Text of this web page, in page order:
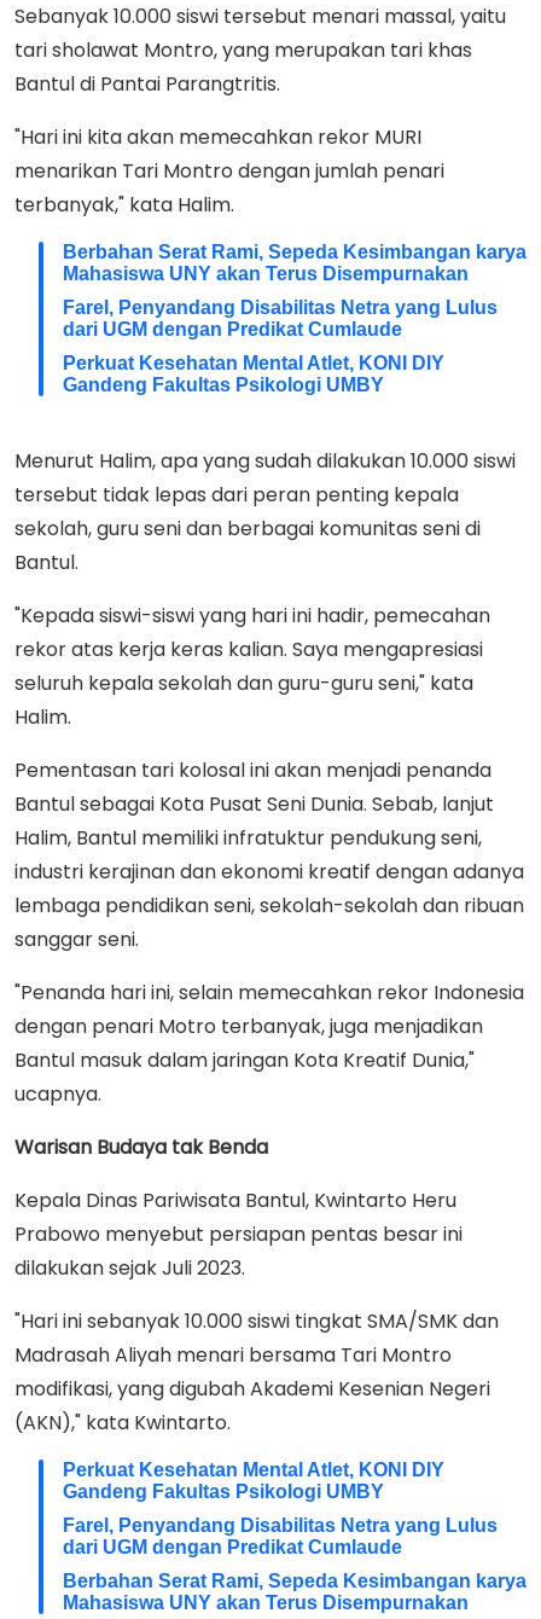
Sebanyak 10.000 siswi tersebut menari massal, yaitu
tari sholawat Montro, yang merupakan tari khas
Bantul di Pantai Parangtritis.
"Hari ini kita akan memecahkan rekor MURI
menarikan Tari Montro dengan jumlah penari
terbanyak," kata Halim.
Berbahan Serat Rami, Sepeda Kesimbangan karya
Mahasiswa UNY akan Terus Disempurnakan
Farel, Penyandang Disabilitas Netra yang Lulus
dari UGM dengan Predikat Cumlaude
Perkuat Kesehatan Mental Atlet, KONI DIY
Gandeng Fakultas Psikologi UMBY
Menurut Halim, apa yang sudah dilakukan 10.000 siswi
tersebut tidak lepas dari peran penting kepala
sekolah, guru seni dan berbagai komunitas seni di
Bantul.
"Kepada siswi-siswi yang hari ini hadir, pemecahan
rekor atas kerja keras kalian. Saya mengapresiasi
seluruh kepala sekolah dan guru-guru seni," kata
Halim.
Pementasan tari kolosal ini akan menjadi penanda
Bantul sebagai Kota Pusat Seni Dunia. Sebab, lanjut
Halim, Bantul memiliki infratuktur pendukung seni,
industri kerajinan dan ekonomi kreatif dengan adanya
lembaga pendidikan seni, sekolah-sekolah dan ribuan
sanggar seni.
"Penanda hari ini, selain memecahkan rekor Indonesia
dengan penari Motro terbanyak, juga menjadikan
Bantul masuk dalam jaringan Kota Kreatif Dunia,"
ucapnya.
Warisan Budaya tak Benda
Kepala Dinas Pariwisata Bantul, Kwintarto Heru
Prabowo menyebut persiapan pentas besar ini
dilakukan sejak Juli 2023.
"Hari ini sebanyak 10.000 siswi tingkat SMA/SMK dan
Madrasah Aliyah menari bersama Tari Montro
modifikasi, yang digubah Akademi Kesenian Negeri
(AKN)," kata Kwintarto.
Perkuat Kesehatan Mental Atlet, KONI DIY
Gandeng Fakultas Psikologi UMBY
Farel, Penyandang Disabilitas Netra yang Lulus
dari UGM dengan Predikat Cumlaude
Berbahan Serat Rami, Sepeda Kesimbangan karya
Mahasiswa UNY akan Terus Disempurnakan